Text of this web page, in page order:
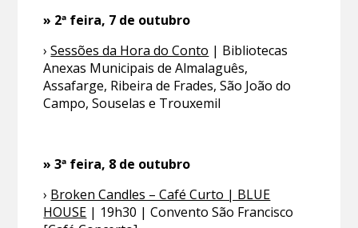
» 2ª feira, 7 de outubro
›Sessões da Hora do Conto | Bibliotecas
Anexas Municipais de Almalaguês,
Assafarge, Ribeira de Frades, São João do
Campo, Souselas e Trouxemil
» 3ª feira, 8 de outubro
› Broken Candles – Café Curto | BLUE
HOUSE | 19h30 | Convento São Francisco